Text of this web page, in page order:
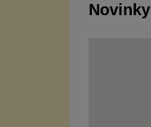
Novinky